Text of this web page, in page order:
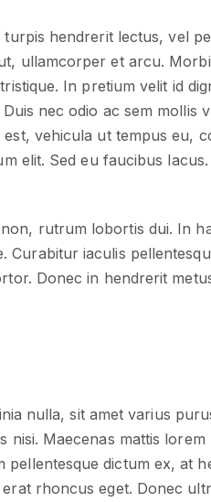
hendrerit lectus, vel
ullamcorper et arcu.
In pretium velit id
nec odio ac sem mollis
vehicula ut tempus eu,
elit. Sed eu faucibus lacus.
rutrum lobortis dui. In
Curabitur iaculis
Donec in hendrerit
nulla, sit amet varius
nisi. Maecenas mattis
pellentesque dictum ex, at
rhoncus eget. Donec